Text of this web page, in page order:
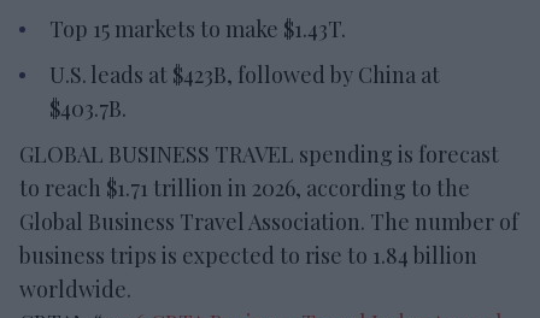
Top 15 markets to make $1.43T.
U.S. leads at $423B, followed by China at
$403.7B.
GLOBAL BUSINESS TRAVEL spending is forecast
to reach $1.71 trillion in 2026, according to the
Global Business Travel Association. The number of
business trips is expected to rise to 1.84 billion
worldwide.